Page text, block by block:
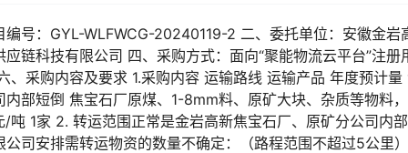
编号：GYL-WLFWCG-20240119-2 二、委托单位：安徽金
应链科技有限公司 四、采购方式：面向“聚能物流云平台”注
、采购内容及要求 1.采购内容 运输路线 运输产品 年度预计
内部短倒 焦宝石厂原煤、1-8mm料、原矿大块、杂质等物料
/吨 1家 2. 转运范围正常是金岩高新焦宝石厂、原矿分公司内
公司安排需转运物资的数量不确定：（路程范围不超过5公里